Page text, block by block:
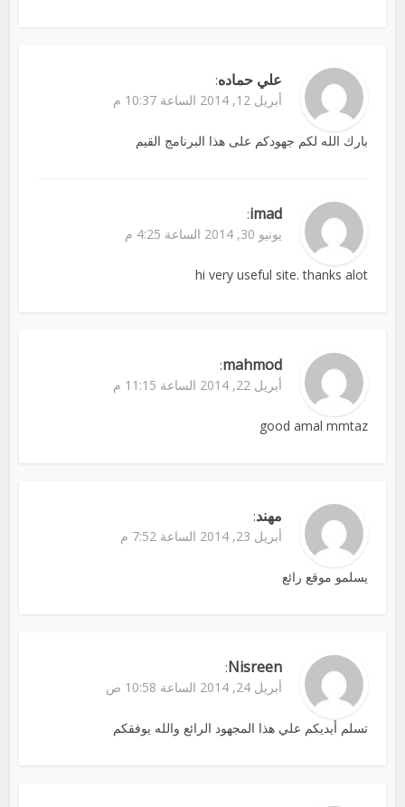
علي حماده:
أبريل 12, 2014 الساعة 10:37 م
بارك الله لكم جهودكم على هذا البرنامج القيم
imad
:
يونيو 30, 2014 الساعة 4:25 م
hi very useful site. thanks alot
mahmod
:
أبريل 22, 2014 الساعة 11:15 م
good amal mmtaz
مهند:
أبريل 23, 2014 الساعة 7:52 م
يسلمو موقع رائع
Nisreen
:
أبريل 24, 2014 الساعة 10:58 ص
تسلم أيديكم علي هذا المجهود الرائع والله يوفقكم